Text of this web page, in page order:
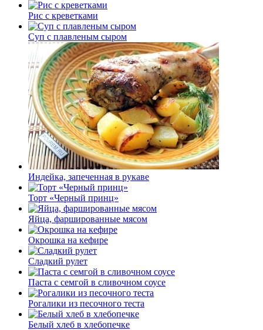
Рис с креветками
Суп с плавленым сыром
Индейка, запеченная в рукаве
Торт «Черный принц»
Яйца, фаршированные мясом
Окрошка на кефире
Сладкий рулет
Паста с семгой в сливочном соусе
Рогалики из песочного теста
Белый хлеб в хлебопечке